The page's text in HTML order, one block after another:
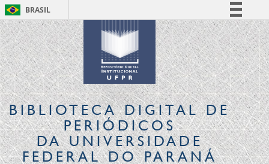
BRASIL
Simplifique!
Comunica BR
Participe
Acesso à informação
Legislação
Canais
BIBLIOTECA DIGITALDE
PERIÓDICOS
DA UNIVERSIDADE
FEDERAL DO PARANÁ